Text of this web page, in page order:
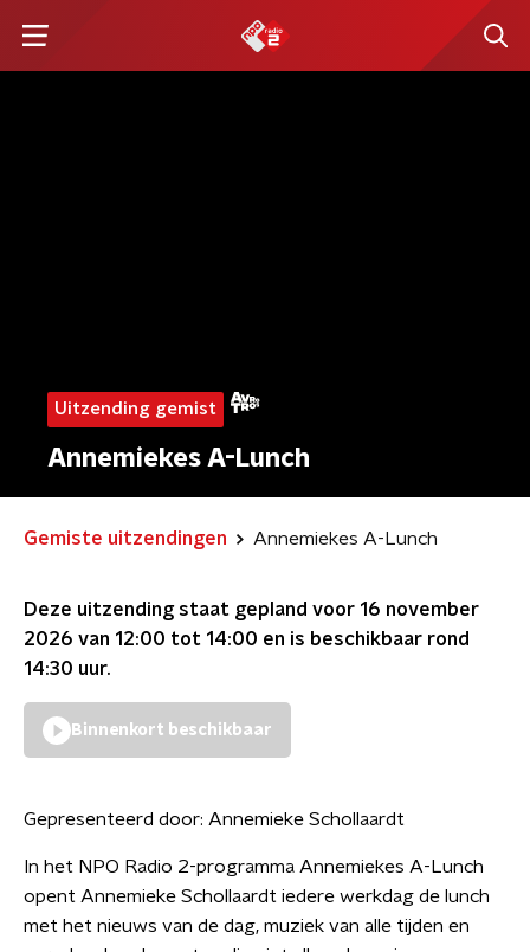
Uitzending gemist
Annemiekes A-Lunch
Gemiste uitzendingen Annemiekes A-Lunch
Deze uitzending staat gepland voor 16 november
2026 van 12:00 tot 14:00 en is beschikbaar rond
14:30 uur.
Binnenkort beschikbaar
Gepresenteerd door: Annemieke Schollaardt
In het NPO Radio 2-programma Annemiekes A-Lunch
opent Annemieke Schollaardt iedere werkdag de lunch
met het nieuws van de dag, muziek van alle tijden en